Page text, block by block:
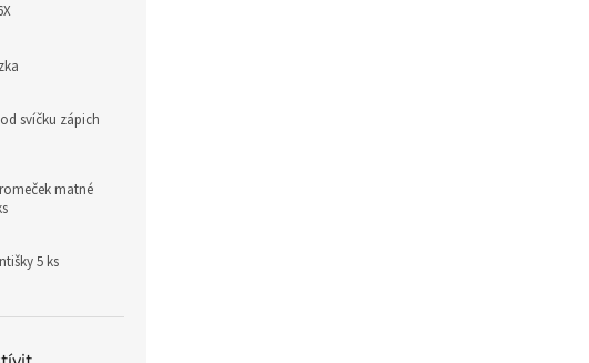
svíčku zápich
matné
5 ks